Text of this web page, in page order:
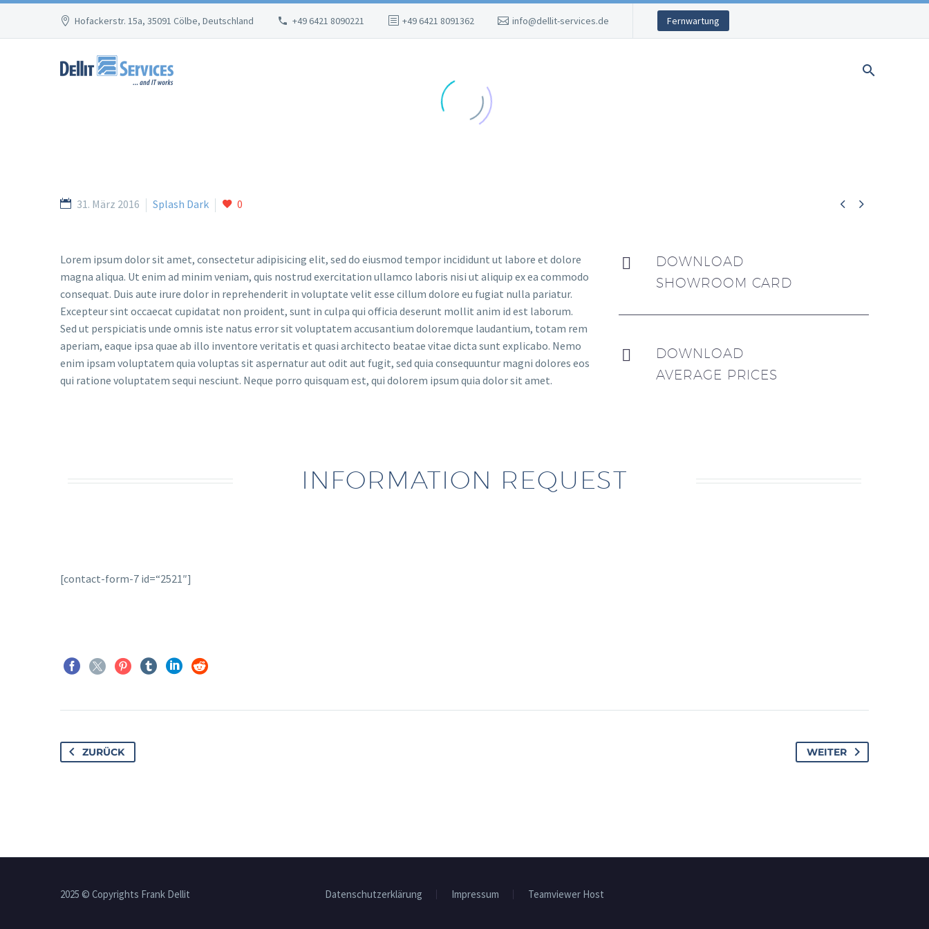
Hofackerstr. 15a, 35091 Cölbe, Deutschland +49 6421 8090221 +49 6421 8091362 info@dellit-services.de Fernwartung
 
31. März 2016 Splash Dark 0
Lorem ipsum dolor sit amet, consectetur adipisicing elit, sed do eiusmod tempor incididunt ut labore et dolore
magna aliqua. Ut enim ad minim veniam, quis nostrud exercitation ullamco laboris nisi ut aliquip ex ea commodo
consequat. Duis aute irure dolor in reprehenderit in voluptate velit esse cillum dolore eu fugiat nulla pariatur.
Excepteur sint occaecat cupidatat non proident, sunt in culpa qui officia deserunt mollit anim id est laborum.
Sed ut perspiciatis unde omnis iste natus error sit voluptatem accusantium doloremque laudantium, totam rem
aperiam, eaque ipsa quae ab illo inventore veritatis et quasi architecto beatae vitae dicta sunt explicabo. Nemo
enim ipsam voluptatem quia voluptas sit aspernatur aut odit aut fugit, sed quia consequuntur magni dolores eos
qui ratione voluptatem sequi nesciunt. Neque porro quisquam est, qui dolorem ipsum quia dolor sit amet.


DOWNLOAD
SHOWROOM CARD


DOWNLOAD
AVERAGE PRICES
INFORMATION REQUEST
[contact-form-7 id=“2521″]
ZURÜCK WEITER
Datenschutzerklärung Impressum Teamviewer Host
2025 © Copyrights Frank Dellit